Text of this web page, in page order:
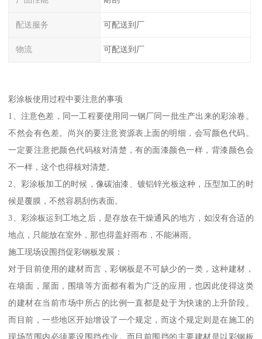
配送服务 可配送到厂
物流 可配送到厂
彩涂板使用过程中要注意的事项
1、注意色差，同一工程要使用同一钢厂同一批生产出来的彩涂卷。
不然会有色差。尚兴的要注意资源表上面的明细，会写颜色代码。
一定要注意把颜色代码核对清楚，有的面漆颜色一样，背漆颜色会
不一样，这个也得核对清楚。
2、彩涂板加工的时候，像碳油漆、镀铝锌光板这种，压型加工的时
候是覆膜，不然容易刮伤表面。
3、彩涂板运到工地之后，是存放在干燥通风的地方，如没有合适的
地点，只能放在室外，那也得盖好雨布，不能淋雨。
施工现场设围挡促彩钢板发展：
对于目前使用的建材而言，彩钢板是不可缺少的一类，这种建材，
在墙面，屋面，围墙等方面都有着为广泛的应用，也因此使得这类
的建材在当前市场中所占的比例一直都是处于为快速的上升阶段。
而目前，一些地区开始增设了一个规定，而这个规定则是在施工的
现场范围内必须要设围挡作业。而目前围挡的主要建材是以彩钢板